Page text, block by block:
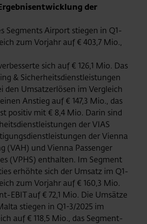
der
Segments Airport stiegen in Q1-
zum Vorjahr auf € 403,7 Mio.,
sich auf € 126,1 Mio. Das
& Sicherheitsdienstleistungen
den Umsatzerlösen im Vergleich
Anstieg auf € 147,3 Mio., das
positiv mit € 8,4 Mio. Darin sind
der VIAS
der Vienna
(VAH) und Vienna Passenger
(VPHS) enthalten. Im Segment
erhöhte sich der Umsatz im Q1-
zum Vorjahr auf € 160,3 Mio.
EBIT auf € 72,1 Mio. Die Umsätze
stiegen in Q1-3/2025 im
auf € 118,5 Mio., das Segment-